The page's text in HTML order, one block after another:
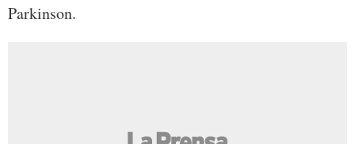
Parkinson.